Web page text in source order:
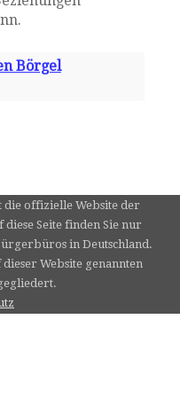
Börgel
die offizielle Website der
Seite finden Sie nur
in Deutschland.
dieser Website genannten